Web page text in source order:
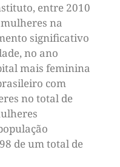
entre 2010
na
significativo
no ano
mais feminina
com
no total de
de um total de